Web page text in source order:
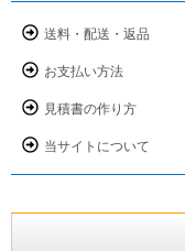
送料・配送・返品
お支払い方法
見積書の作り方
当サイトについて